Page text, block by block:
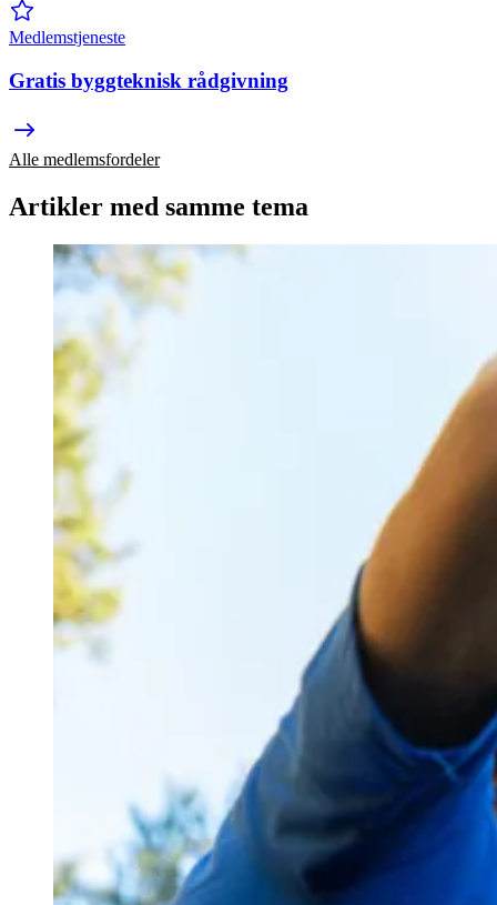
Medlemstjeneste
Gratis byggteknisk rådgivning
Alle medlemsfordeler
Artikler med samme tema